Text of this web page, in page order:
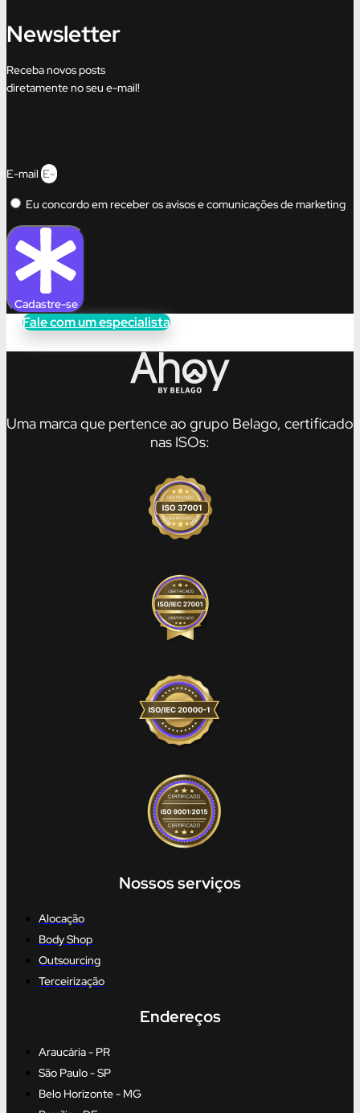
Newsletter
Receba novos posts
diretamente no seu e-mail!
E-mail
Eu concordo em receber os avisos e comunicações de marketing
Cadastre-se
Fale com um especialista
Uma marca que pertence ao grupo Belago, certificado
nas ISOs:
Nossos serviços
Alocação
Body Shop
Outsourcing
Terceirização
Endereços
Araucária - PR
São Paulo - SP
Belo Horizonte - MG